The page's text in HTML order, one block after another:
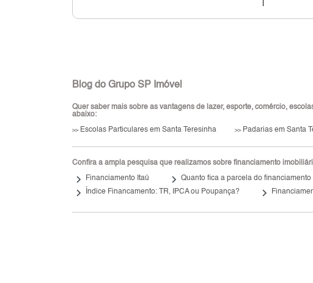
Blog do Grupo SP Imóvel
Quer saber mais sobre as vantagens de lazer, esporte, comércio,
abaixo:
>>Escolas Particulares em Santa Teresinha >>Padarias em Santa
Confira a ampla pesquisa que realizamos sobre financiamento
keyboard_arrow_right Financiamento Itaú keyboard_arrow_right Quanto fica a parcela do
keyboard_arrow_right Índice Financamento: TR, IPCA ou Poupança? keyboard_arrow_right